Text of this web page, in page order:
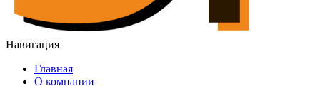
Навигация
Главная
О компании